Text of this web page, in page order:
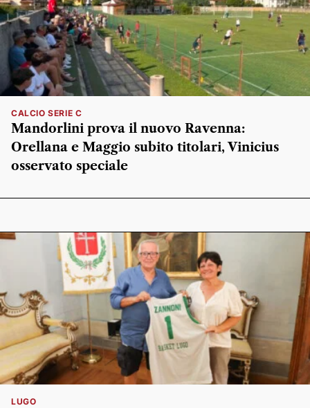
CALCIO SERIE C
Mandorlini prova il nuovo Ravenna:
Orellana e Maggio subito titolari, Vinicius
osservato speciale
LUGO